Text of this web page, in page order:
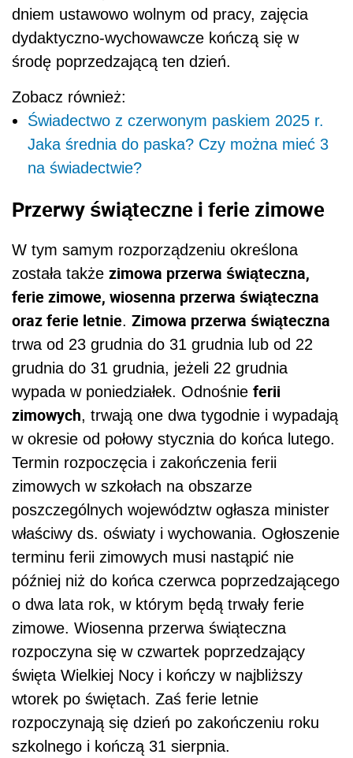
dniem ustawowo wolnym od pracy, zajęcia
dydaktyczno-wychowawcze kończą się w
środę poprzedzającą ten dzień.
Zobacz również:
Świadectwo z czerwonym paskiem 2025 r.
Jaka średnia do paska? Czy można mieć 3
na świadectwie?
Przerwy świąteczne i ferie zimowe
W tym samym rozporządzeniu określona
została także zimowa przerwa świąteczna,
ferie zimowe, wiosenna przerwa świąteczna
oraz ferie letnie. Zimowa przerwa świąteczna
trwa od 23 grudnia do 31 grudnia lub od 22
grudnia do 31 grudnia, jeżeli 22 grudnia
wypada w poniedziałek. Odnośnie ferii
zimowych, trwają one dwa tygodnie i wypadają
w okresie od połowy stycznia do końca lutego.
Termin rozpoczęcia i zakończenia ferii
zimowych w szkołach na obszarze
poszczególnych województw ogłasza minister
właściwy ds. oświaty i wychowania. Ogłoszenie
terminu ferii zimowych musi nastąpić nie
później niż do końca czerwca poprzedzającego
o dwa lata rok, w którym będą trwały ferie
zimowe. Wiosenna przerwa świąteczna
rozpoczyna się w czwartek poprzedzający
święta Wielkiej Nocy i kończy w najbliższy
wtorek po świętach. Zaś ferie letnie
rozpoczynają się dzień po zakończeniu roku
szkolnego i kończą 31 sierpnia.